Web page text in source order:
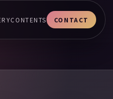
CONTENTS CONTACT